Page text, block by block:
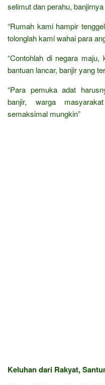
selimut dan perahu,
“Rumah kami hampir
tolonglah kami wahai para
“Contohlah di negara maju,
bantuan lancar, banjir yang
“Para pemuka adat
banjir, warga
semaksimal mungkin”
Keluhan dari Rakyat,